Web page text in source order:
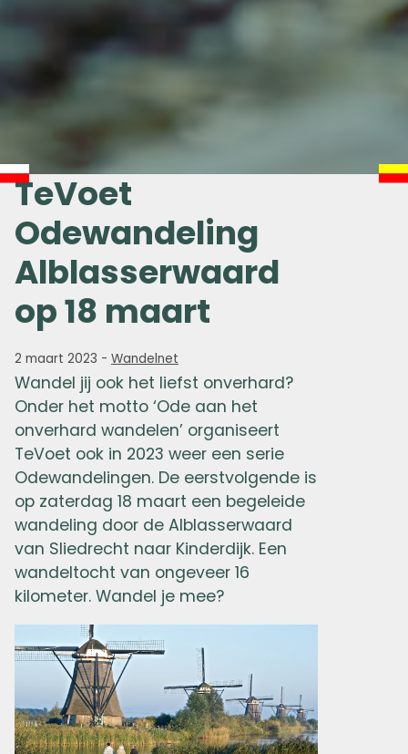
TeVoet
Odewandeling
Alblasserwaard
op 18 maart
2 maart 2023 - Wandelnet
Wandel jij ook het liefst onverhard?
Onder het motto ‘Ode aan het
onverhard wandelen’ organiseert
TeVoet ook in 2023 weer een serie
Odewandelingen. De eerstvolgende is
op zaterdag 18 maart een begeleide
wandeling door de Alblasserwaard
van Sliedrecht naar Kinderdijk. Een
wandeltocht van ongeveer 16
kilometer. Wandel je mee?